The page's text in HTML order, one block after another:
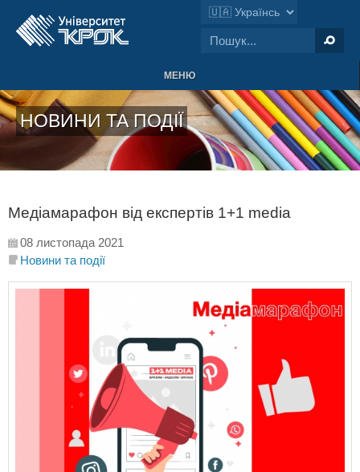
МЕНЮ
НОВИНИ ТА ПОДІЇ
Медіамарафон від експертів 1+1 media
08 листопада 2021
Новини та події